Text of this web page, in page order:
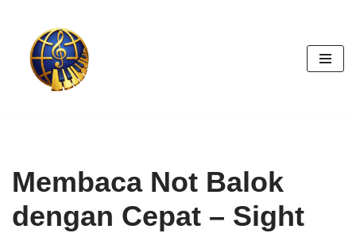
Skip
content
Membaca Not Balok
dengan Cepat – Sight